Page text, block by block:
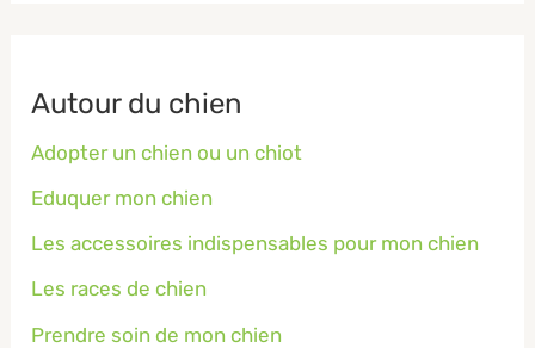
Autour du chien
Adopter un chien ou un chiot
Eduquer mon chien
Les accessoires indispensables pour mon chien
Les races de chien
Prendre soin de mon chien